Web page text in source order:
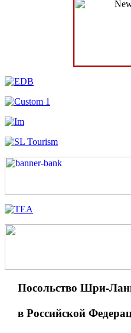
Посольство Шри-
в Российской